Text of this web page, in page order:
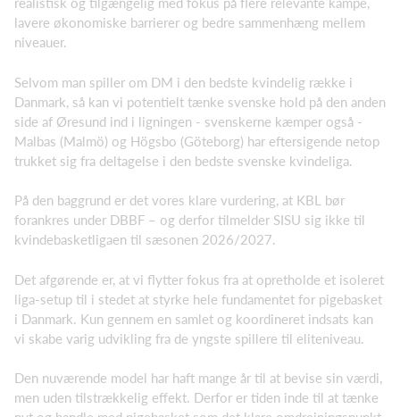
lavere økonomiske barrierer og bedre sammenhæng mellem
niveauer.
Selvom man spiller om DM i den bedste kvindelig række i
Danmark, så kan vi potentielt tænke svenske hold på den anden
side af Øresund ind i ligningen - svenskerne kæmper også -
Malbas (Malmö) og Högsbo (Göteborg) har eftersigende netop
trukket sig fra deltagelse i den bedste svenske kvindeliga.
På den baggrund er det vores klare vurdering, at KBL bør
forankres under DBBF – og derfor tilmelder SISU sig ikke til
kvindebasketligaen til sæsonen 2026/2027.
Det afgørende er, at vi flytter fokus fra at opretholde et isoleret
liga-setup til i stedet at styrke hele fundamentet for pigebasket
i Danmark. Kun gennem en samlet og koordineret indsats kan
vi skabe varig udvikling fra de yngste spillere til eliteniveau.
Den nuværende model har haft mange år til at bevise sin værdi,
men uden tilstrækkelig effekt. Derfor er tiden inde til at tænke